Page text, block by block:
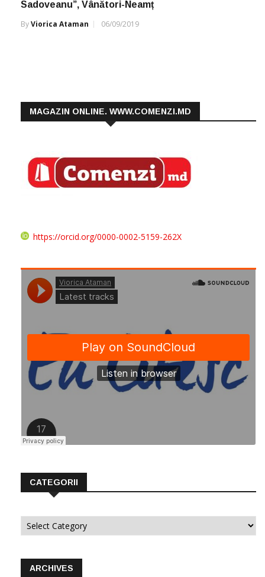
Sadoveanu”, Vânători-Neamț
ByViorica Ataman 06/09/2019
MAGAZIN ONLINE. WWW.COMENZI.MD
https://orcid.org/0000-0002-5159-262X
CATEGORII
Categorii
ARCHIVES